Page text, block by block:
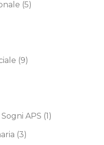
(5)
(9)
APS (1)
(3)